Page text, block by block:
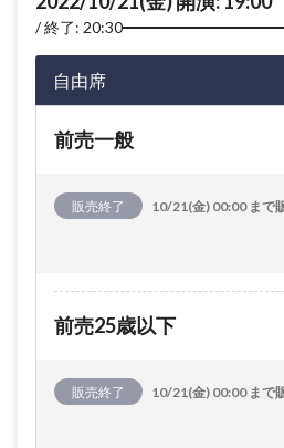
終了: 20:30
自由席
前売一般
販売終了 10/21(金) 00:00 まで
前売25歳以下
販売終了 10/21(金) 00:00 まで